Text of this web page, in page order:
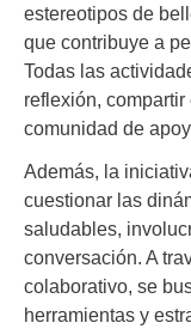
estereotipos de
que contribuye a
Todas las
reflexión,
comunidad de
Además, la
cuestionar las
saludables,
conversación. A
colaborativo, se
herramientas y